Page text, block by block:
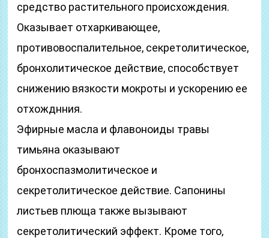
средство растительного происхождения.
Оказывает отхаркивающее,
противовоспалительное, секретолитическое,
бронхолитическое действие, способствует
снижению вязкости мокроты и ускорению ее
отхожднния.
Эфирные масла и флавоноиды травы
тимьяна оказывают
бронхоспазмолитическое и
секретолитическое действие. Сапонины
листьев плюща также вызывают
секретолитический эффект. Кроме того,